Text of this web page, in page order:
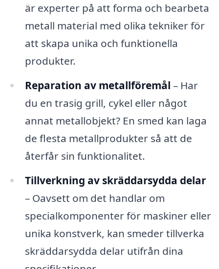
är experter på att forma och bearbeta
metall material med olika tekniker för
att skapa unika och funktionella
produkter.
Reparation av metallföremål – Har
du en trasig grill, cykel eller något
annat metallobjekt? En smed kan laga
de flesta metallprodukter så att de
återfår sin funktionalitet.
Tillverkning av skräddarsydda delar
– Oavsett om det handlar om
specialkomponenter för maskiner eller
unika konstverk, kan smeder tillverka
skräddarsydda delar utifrån dina